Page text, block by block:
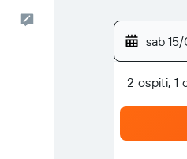
sab
2 ospiti, 1